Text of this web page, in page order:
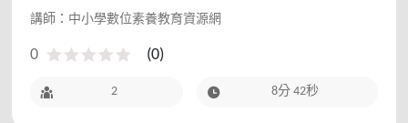
講師：中小學數位素養教育資源網
0 (0)
2 8分 42秒